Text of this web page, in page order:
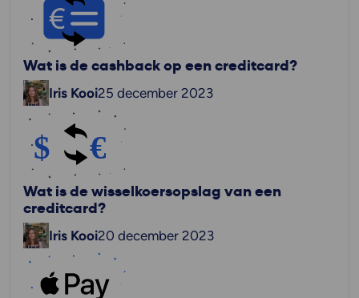
Wat is de cashback op een creditcard?
Iris Kooi25 december 2023
Wat is de wisselkoersopslag van een
creditcard?
Iris Kooi20 december 2023